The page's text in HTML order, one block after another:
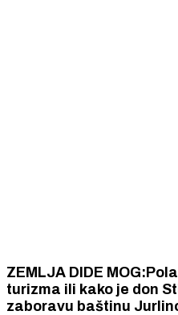
ZEMLJA DIDE
turizma ili kako je don Stipe Perkov oteo
zaboravu baštinu